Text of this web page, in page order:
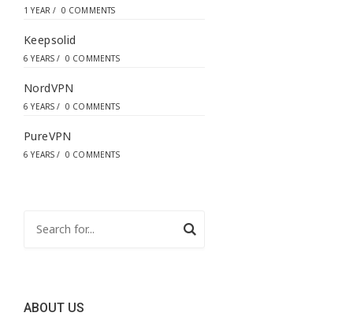
1 YEAR / 0 COMMENTS
Keepsolid
6 YEARS / 0 COMMENTS
NordVPN
6 YEARS / 0 COMMENTS
PureVPN
6 YEARS / 0 COMMENTS
ABOUT US